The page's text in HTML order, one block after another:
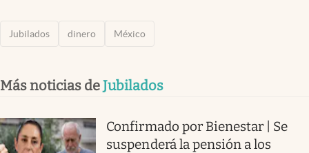
Jubilados dinero México
Más noticias deJubilados
Confirmado por Bienestar | Se
suspenderá la pensión a los